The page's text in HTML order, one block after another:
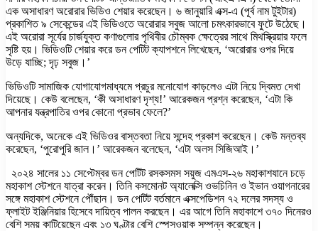
এক অসাধারণ অরোরার ভিডিও শেয়ার করেছেন। ৬ জানুয়ারি এক্স-এ (পূর্ব নাম টুইটার)
প্রকাশিত ৯ সেকেন্ডের এই ভিডিওতে অরোরার সবুজ আলো চমৎকারভাবে ফুটে উঠেছে।
এই অরোরা সূর্যের চার্জযুক্ত কণাগুলোর পৃথিবীর চৌম্বক ক্ষেত্রের সাথে মিথস্ক্রিয়ার ফলে
সৃষ্টি হয়। ভিডিওটি শেয়ার করে ডন পেটিট ক্যাপশনে লিখেছেন, ‘অরোরার ওপর দিয়ে
উড়ে যাচ্ছি; দৃঢ় সবুজ।’
ভিডিওটি সামাজিক যোগাযোগমাধ্যমে প্রচুর মনোযোগ কাড়লেও এটা নিয়ে দ্বিমত দেখা
দিয়েছে। কেউ বলেছেন, ‘কী অসাধারণ দৃশ্য!’ আরেকজন প্রশ্ন করেছেন, ‘এটা কি
আপনার যন্ত্রপাতির ওপর কোনো প্রভাব ফেলে?’
অন্যদিকে, অনেকে এই ভিডিওর বাস্তবতা নিয়ে সন্দেহ প্রকাশ করেছেন। কেউ মন্তব্য
করেছেন, ‘পুরোপুরি জাল।’ আরেকজন বলেছেন, ‘এটা অলস সিজিআই।’
২০২৪ সালের ১১ সেপ্টেম্বর ডন পেটিট রসকসমস সয়ুজ এমএস-২৬ মহাকাশযানে চড়ে
মহাকাশ স্টেশনে যাত্রা করেন। তিনি কসমোনট অ্যালেক্সি ওভচিনিন ও ইভান ওয়াগনারের
সঙ্গে মহাকাশ স্টেশনে পৌঁছান। ডন পেটিট বর্তমানে এক্সপেডিশন ৭২ দলের সদস্য ও
ফ্লাইট ইঞ্জিনিয়ার হিসেবে দায়িত্ব পালন করছেন। এর আগে তিনি মহাকাশে ৩৭০ দিনেরও
বেশি সময় কাটিয়েছেন এবং ১৩ ঘণ্টার বেশি স্পেসওয়াক সম্পন্ন করেছেন।